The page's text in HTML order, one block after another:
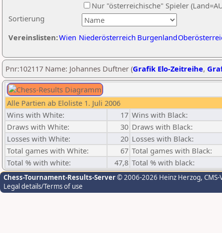
Sortierung
Nur "österreichische" Spieler
Vereinslisten:Wien Niederösterreich Burgenland
Pnr:102117 Name: Johannes Duftner (Grafik Elo-Zeitreihe,
Alle Partien ab Eloliste 1. Juli 2006
Wins with White:
17 Wins with Black:
Draws with White:
30 Draws with Black:
Losses with White:
20 Losses with Black:
Total games with White:
67 Total games with Black:
Total % with white:
47,8 Total % with black:
Chess-Tournament-Results-Server© 2006-2026 Heinz Herzog,
Legal details/Terms of use